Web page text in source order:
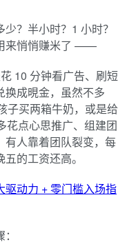
？半小时？1 小时？
来悄悄赚米了 ——
10 分钟看广告、刷短
换成晛金，虽然不多
子买两箱牛奶，或是给
花点心思推广、组建团
有人靠着团队裂变，每
的工资还高。